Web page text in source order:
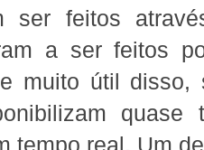
ser feitos
a ser feitos
muito útil
quase
tempo real. Um